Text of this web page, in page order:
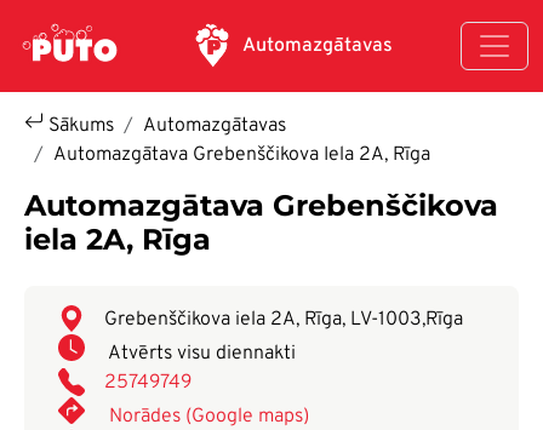
Automazgātavas
Sākums
Automazgātavas
Automazgātava Grebenščikova Iela 2A, Rīga
Automazgātava Grebenščikova
iela 2A, Rīga
Grebenščikova iela 2A, Rīga, LV-1003,Rīga
Atvērts visu diennakti
25749749
Norādes (Google maps)